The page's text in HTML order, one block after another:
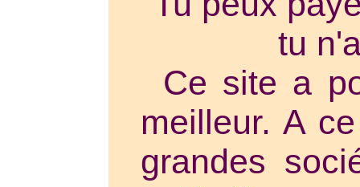
tu
Ce site a
meilleur. A
grandes